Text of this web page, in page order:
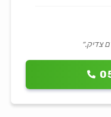
צדיק.״